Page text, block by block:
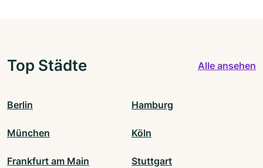
Top Städte Alle ansehen
Berlin Hamburg
München Köln
Frankfurt am Main Stuttgart